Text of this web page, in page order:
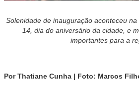
Solenidade de inauguração aconteceu na
14, dia do aniversário da cidade, e
importantes para a
Por Thatiane Cunha | Foto: Marcos